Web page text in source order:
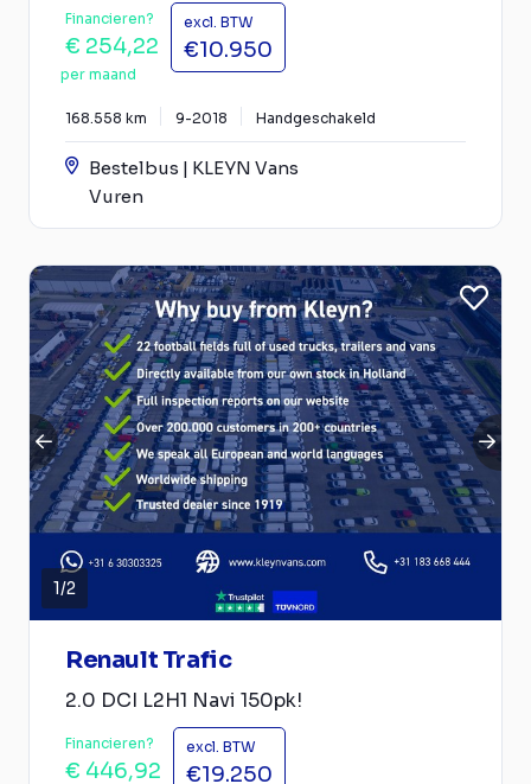
Financieren?
€ 254,22
per maand
excl. BTW
€10.950
168.558 km 9-2018 Handgeschakeld
Bestelbus | KLEYN Vans
Vuren
1/2
Renault Trafic
2.0 DCI L2H1 Navi 150pk!
Financieren?
€ 446,92
excl. BTW
€19.250